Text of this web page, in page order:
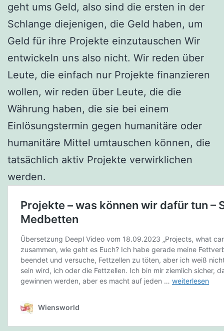
geht ums Geld, also sind die ersten in der
Schlange diejenigen, die Geld haben, um
Geld für ihre Projekte einzutauschen Wir
entwickeln uns also nicht. Wir reden über
Leute, die einfach nur Projekte finanzieren
wollen, wir reden über Leute, die die
Währung haben, die sie bei einem
Einlösungstermin gegen humanitäre oder
humanitäre Mittel umtauschen können, die
tatsächlich aktiv Projekte verwirklichen
werden.